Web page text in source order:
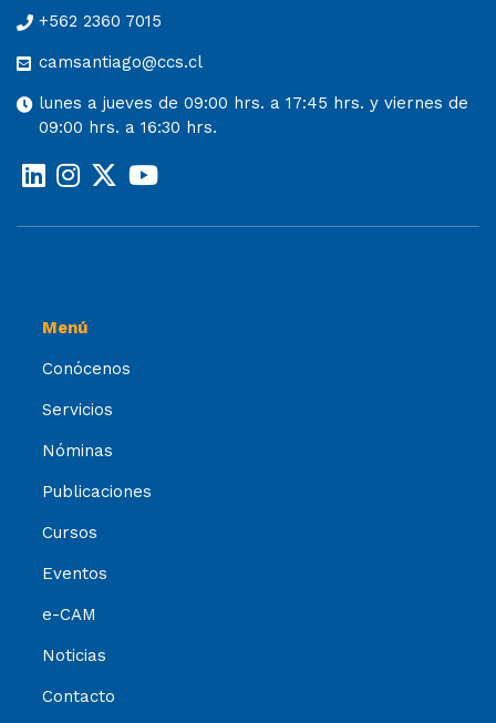
+562 2360 7015
camsantiago@ccs.cl
lunes a jueves de 09:00 hrs. a 17:45 hrs. y viernes de
09:00 hrs. a 16:30 hrs.
Menú
Conócenos
Servicios
Nóminas
Publicaciones
Cursos
Eventos
e-CAM
Noticias
Contacto